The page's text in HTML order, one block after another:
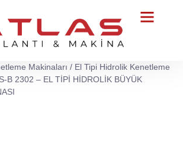
Makinaları / El Tipi Hidrolik Kenetleme
B 2302 – EL TİPİ HİDROLİK BÜYÜK